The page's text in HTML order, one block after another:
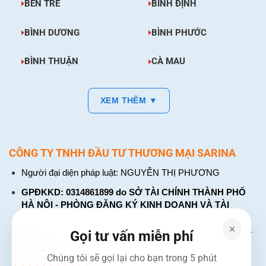
chi tiết.
BẾN TRE BÌNH ĐỊNH
BÌNH DƯƠNG BÌNH PHƯỚC
BÌNH THUẬN CÀ MAU
XEM THÊM ▼
CÔNG TY TNHH ĐẦU TƯ THƯƠNG MẠI SARINA
Người đại diện pháp luật: NGUYỄN THỊ PHƯƠNG
GPĐKKD: 0314861899 do SỞ TÀI CHÍNH THÀNH PHỐ
HÀ NỘI - PHÒNG ĐĂNG KÝ KINH DOANH VÀ TÀI
CHÍNH DOANH NGHIỆP cấp. Đăng ký lần đầu: ngày 26
tháng 01 năm 2018. Đăng ký thay đổi lần thứ: 4, ngày 31
tháng 03 năm 2026
226 Đường Láng, Đống Đa, Hà Nội
Gọi tư vấn miễn phí
Chúng tôi sẽ gọi lại cho bạn trong 5 phút